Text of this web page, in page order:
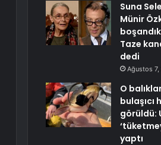
Suna
Münir
Taze
dedi
Ağustos
O
bulaşıcı
görüldü:
yaptı